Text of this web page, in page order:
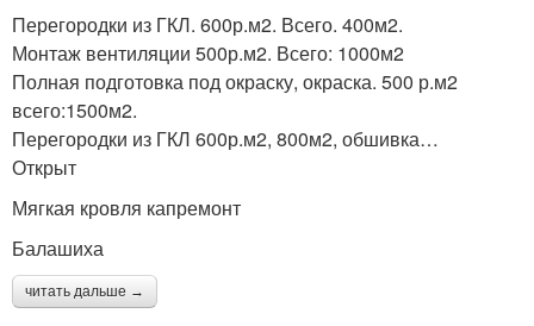
Перегородки из ГКЛ. 600р.м2. Всего. 400м2.
Монтаж вентиляции 500р.м2. Всего: 1000м2
Полная подготовка под окраску, окраска. 500 р.м2
всего:1500м2.
Перегородки из ГКЛ 600р.м2, 800м2, обшивка…
Открыт
Мягкая кровля капремонт
Балашиха
читать дальше →